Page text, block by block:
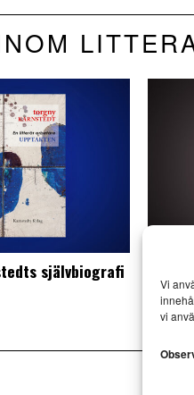
Vi
vi
självbiografi